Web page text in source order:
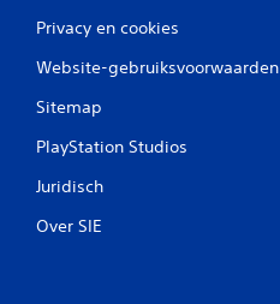
Privacy en cookies
Website-gebruiksvoorwaarden
Sitemap
PlayStation Studios
Juridisch
Over SIE